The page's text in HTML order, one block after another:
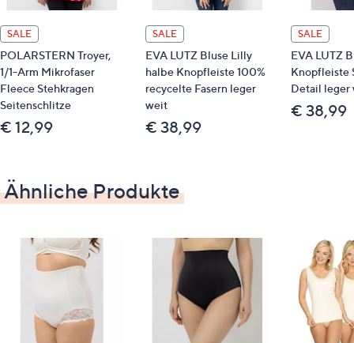
Maße (Größe S) & Passform
Länge: 59 cm
figurbetont
hüftumspielende Länge
Material
Maschinenwäsche
Qualitätshinweise
SALE
POLARSTERN Troyer,
1/1-Arm Mikrofaser
Fleece Stehkragen
Seitenschlitze
€ 12,99
SALE
EVA LUTZ Bluse Lilly
halbe Knopfleiste 100%
recycelte Fasern leger
weit
€ 38,99
SALE
EVA LUTZ
Knopfleiste
Detail leger
€ 38,99
Ähnliche Produkte